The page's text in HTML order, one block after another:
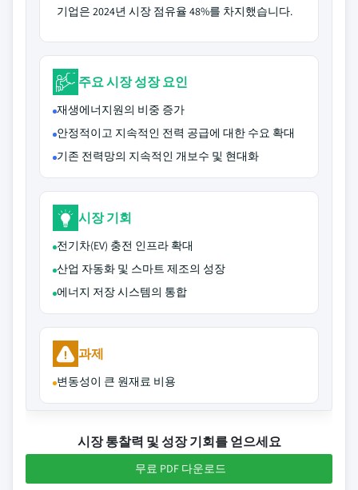
기업은 2024년 시장 점유율 48%를 차지했습니다.
주요 시장 성장 요인
재생에너지원의 비중 증가
안정적이고 지속적인 전력 공급에 대한 수요 확대
기존 전력망의 지속적인 개보수 및 현대화
시장 기회
전기차(EV) 충전 인프라 확대
산업 자동화 및 스마트 제조의 성장
에너지 저장 시스템의 통합
과제
변동성이 큰 원재료 비용
시장 통찰력 및 성장 기회를 얻으세요
무료 PDF 다운로드